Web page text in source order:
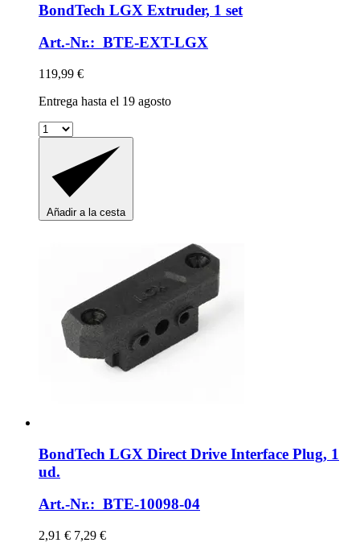
BondTech LGX Extruder, 1 set
Art.-Nr.: BTE-EXT-LGX
119,99 €
Entrega hasta el 19 agosto
Añadir a la cesta
BondTech LGX Direct Drive Interface Plug, 1
ud.
Art.-Nr.: BTE-10098-04
2,91 € 7,29 €